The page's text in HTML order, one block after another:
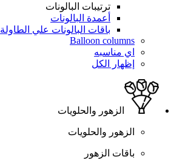
ترتيبات البالونات
أعمدة البالونات
باقات البالونات علي الطاولة
Balloon columns
اي مناسبه
إظهار الكل
الزهور والحلويات
الزهور والحلويات
باقات الزهور